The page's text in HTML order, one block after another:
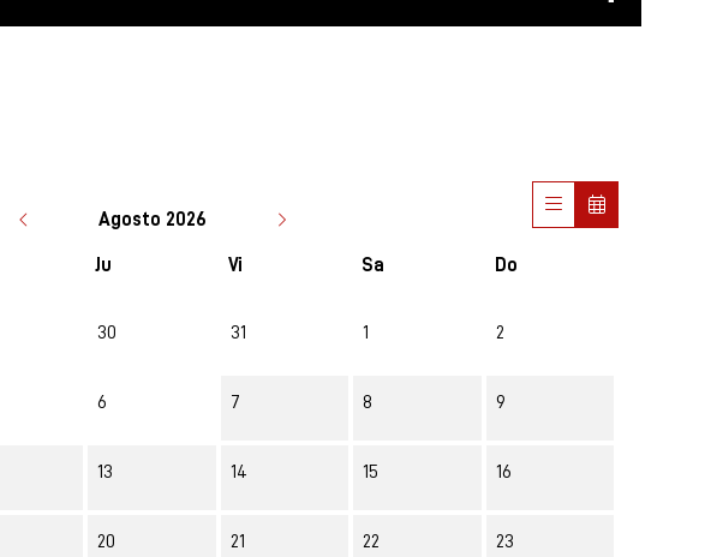
Agosto 2026
Ju Vi Sa Do
30 31 1 2
6 7 8 9
13 14 15 16
20 21 22 23